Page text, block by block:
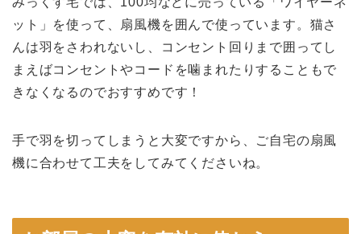
ット」 を使って、扇風機を囲んで使っています。猫さ
んは羽をさわれないし、コンセント回りまで囲ってし
まえばコンセントやコードを噛まれたりすることもで
きなくなるのでおすすめです！
手で羽を切ってしまうと大変ですから、ご自宅の扇風
機に合わせて工夫をしてみてくださいね。